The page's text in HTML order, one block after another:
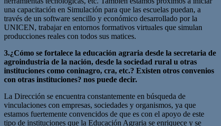
una capacitación en Simulación para que las escuelas puedan, a
través de un software sencillo y económico desarrollado por la
UNICEN, trabajar en entornos formativos virtuales que simulan
producciones reales con todos sus matices.
3.¿Cómo se fortalece la educación agraria desde la secretaria de
agroindustria de la nación, desde la sociedad rural u otras
instituciones como coninagro, cra, etc.? Existen otros convenios
con otras instituciones? nos puede decir.
La Dirección se encuentra constantemente en búsqueda de
vinculaciones con empresas, sociedades y organismos, ya que
estamos fuertemente convencidos de que es con el apoyo de este
tipo de instituciones que la Educación Agraria se enriquece y se